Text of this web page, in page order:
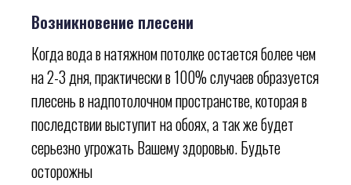
Возникновение плесени
Когда вода в натяжном потолке остается более чем
на 2-3 дня, практически в 100% случаев образуется
плесень в надпотолочном пространстве, которая в
последствии выступит на обоях, а так же будет
серьезно угрожать Вашему здоровью. Будьте
осторожны